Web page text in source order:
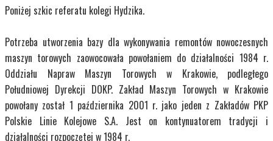
Poniżej szkic referatu kolegi Hydzika.
Potrzeba utworzenia bazy dla wykonywania remontów nowoczesnych
maszyn torowych zaowocowała powołaniem do działalności 1984 r.
Oddziału Napraw Maszyn Torowych w Krakowie, podległego
Południowej Dyrekcji DOKP. Zakład Maszyn Torowych w Krakowie
powołany został 1 października 2001 r. jako jeden z Zakładów PKP
Polskie Linie Kolejowe S.A. Jest on kontynuatorem tradycji i
działalności rozpoczętej w 1984 r.